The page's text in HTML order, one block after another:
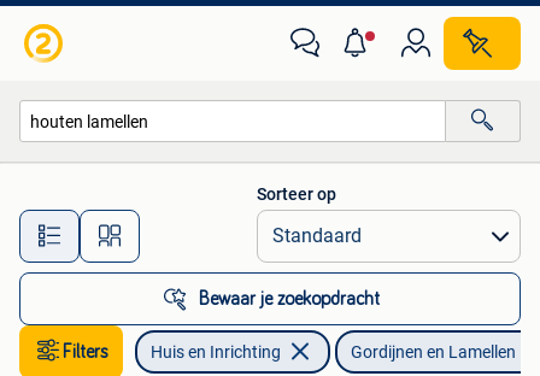
Alle afstanden…
Sorteer op
Bewaar je zoekopdracht
Filters Huis en Inrichting Gordijnen en Lamellen